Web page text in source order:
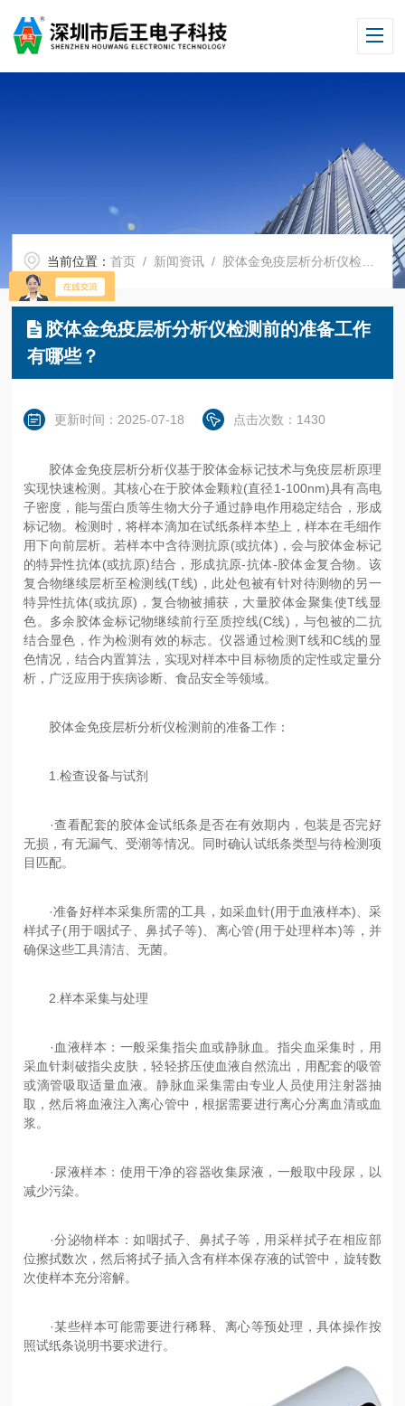
当前位置：首页 / 新闻资讯 / 胶体金免疫层析分析仪检测前的准备工作有哪些？
胶体金免疫层析分析仪检测前的准备工作
有哪些？
更新时间：2025-07-18 点击次数：1430
胶体金免疫层析分析仪基于胶体金标记技术与免疫层析原理
实现快速检测。其核心在于胶体金颗粒(直径1-100nm)具有高电
子密度，能与蛋白质等生物大分子通过静电作用稳定结合，形成
标记物。检测时，将样本滴加在试纸条样本垫上，样本在毛细作
用下向前层析。若样本中含待测抗原(或抗体)，会与胶体金标记
的特异性抗体(或抗原)结合，形成抗原-抗体-胶体金复合物。该
复合物继续层析至检测线(T线)，此处包被有针对待测物的另一
特异性抗体(或抗原)，复合物被捕获，大量胶体金聚集使T线显
色。多余胶体金标记物继续前行至质控线(C线)，与包被的二抗
结合显色，作为检测有效的标志。仪器通过检测T线和C线的显
色情况，结合内置算法，实现对样本中目标物质的定性或定量分
析，广泛应用于疾病诊断、食品安全等领域。
胶体金免疫层析分析仪检测前的准备工作：
1.检查设备与试剂
·查看配套的胶体金试纸条是否在有效期内，包装是否完好
无损，有无漏气、受潮等情况。同时确认试纸条类型与待检测项
目匹配。
·准备好样本采集所需的工具，如采血针(用于血液样本)、采
样拭子(用于咽拭子、鼻拭子等)、离心管(用于处理样本)等，并
确保这些工具清洁、无菌。
2.样本采集与处理
·血液样本：一般采集指尖血或静脉血。指尖血采集时，用
采血针刺破指尖皮肤，轻轻挤压使血液自然流出，用配套的吸管
或滴管吸取适量血液。静脉血采集需由专业人员使用注射器抽
取，然后将血液注入离心管中，根据需要进行离心分离血清或血
浆。
·尿液样本：使用干净的容器收集尿液，一般取中段尿，以
减少污染。
·分泌物样本：如咽拭子、鼻拭子等，用采样拭子在相应部
位擦拭数次，然后将拭子插入含有样本保存液的试管中，旋转数
次使样本充分溶解。
·某些样本可能需要进行稀释、离心等预处理，具体操作按
照试纸条说明书要求进行。